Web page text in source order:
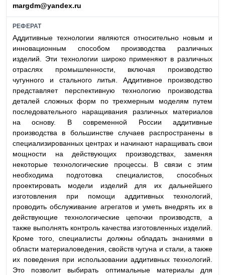
margdm@yandex.ru
РЕФЕРАТ
Аддитивные технологии являются относительно новым и
инновационным способом производства различных
изделий. Эти технологии широко применяют в различных
отраслях промышленности, включая производство
чугунного и стального литья. Аддитивное производство
представляет перспективную технологию производства
деталей сложных форм по трехмерным моделям путем
последовательного наращивания различных материалов
на основу. В современной России аддитивные
производства в большинстве случаев распространены в
специализированных центрах и начинают наращивать свои
мощности на действующих производствах, заменяя
некоторые технологические процессы. В связи с этим
необходима подготовка специалистов, способных
проектировать модели изделий для их дальнейшего
изготовления при помощи аддитивных технологий,
проводить обслуживание агрегатов и уметь внедрять их в
действующие технологические цепочки производств, а
также выполнять контроль качества изготовленных изделий.
Кроме того, специалисты должны обладать знаниями в
области материаловедения, свойств чугуна и стали, а также
их поведения при использовании аддитивных технологий.
Это позволит выбирать оптимальные материалы для